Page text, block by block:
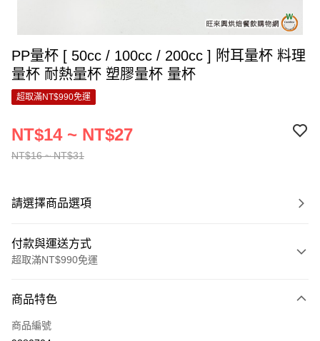
PP量杯 [ 50cc / 100cc / 200cc ] 附耳量杯 料理
量杯 耐熱量杯 塑膠量杯 量杯
超取滿NT$990免運
NT$16 ~ NT$31
NT$14 ~ NT$27
請選擇商品選項
付款與運送方式
超取滿NT$990免運
信用卡一次付款
超商取貨付款
商品特色
商品編號